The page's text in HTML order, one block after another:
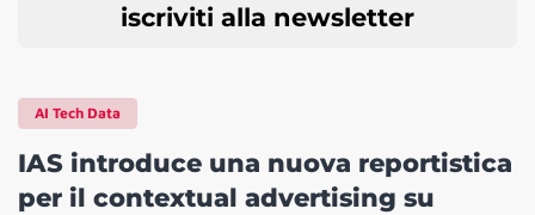
iscriviti alla newsletter
AI Tech Data
IAS introduce una nuova reportistica
per il contextual advertising su